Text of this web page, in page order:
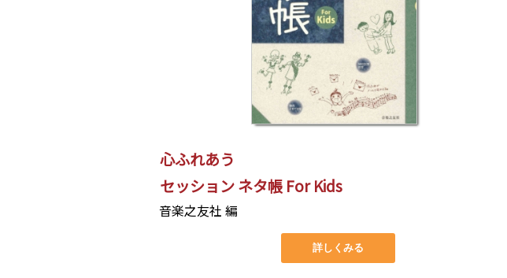
心ふれあう
セッション ネタ帳 For Kids
音楽之友社 編
詳しくみる